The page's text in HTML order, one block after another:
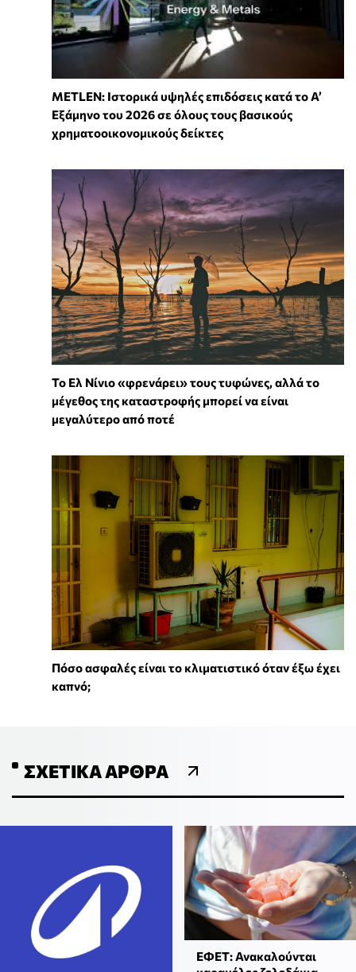
METLEN: Ιστορικά υψηλές επιδόσεις κατά το Α’
Εξάμηνο του 2026 σε όλους τους βασικούς
χρηματοοικονομικούς δείκτες
Το Ελ Νίνιο «φρενάρει» τους τυφώνες, αλλά το
μέγεθος της καταστροφής μπορεί να είναι
μεγαλύτερο από ποτέ
Πόσο ασφαλές είναι το κλιματιστικό όταν έξω έχει
καπνό;
ΣΧΕΤΙΚΆ ΆΡΘΡΑ
ΕΦΕΤ: Ανακαλούνται